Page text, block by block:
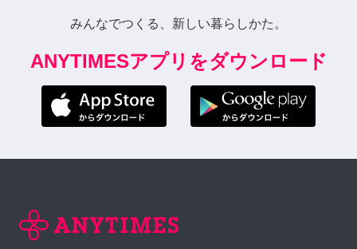
みんなでつくる、新しい暮らしかた。
ANYTIMESアプリをダウンロード